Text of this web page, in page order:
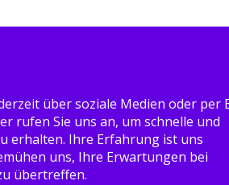
über soziale Medien oder per
rufen Sie uns an, um schnelle und
erhalten. Ihre Erfahrung ist uns
uns, Ihre Erwartungen bei
übertreffen.